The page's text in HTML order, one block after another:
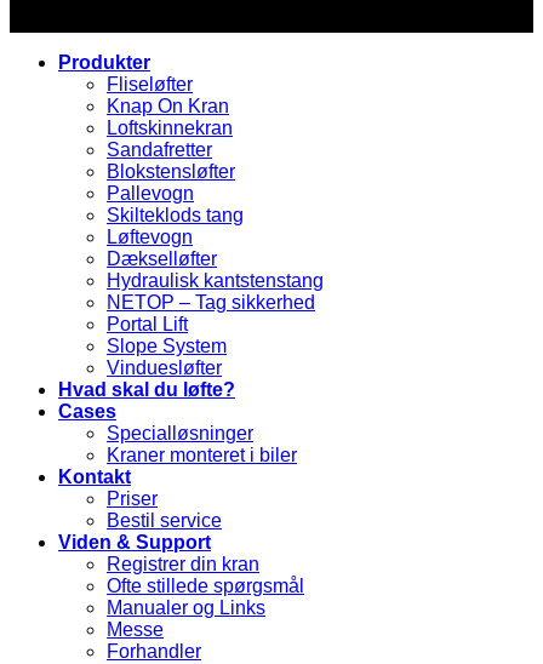
Produkter
Fliseløfter
Knap On Kran
Loftskinnekran
Sandafretter
Blokstensløfter
Pallevogn
Skilteklods tang
Løftevogn
Dækselløfter
Hydraulisk kantstenstang
NETOP – Tag sikkerhed
Portal Lift
Slope System
Vinduesløfter
Hvad skal du løfte?
Cases
Specialløsninger
Kraner monteret i biler
Kontakt
Priser
Bestil service
Viden & Support
Registrer din kran
Ofte stillede spørgsmål
Manualer og Links
Messe
Forhandler